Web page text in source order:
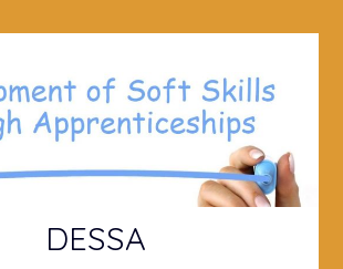
DESSA